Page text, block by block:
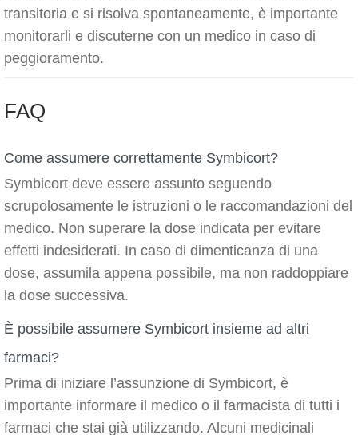
transitoria e si risolva spontaneamente, è importante
monitorarli e discuterne con un medico in caso di
peggioramento.
FAQ
Come assumere correttamente Symbicort?
Symbicort deve essere assunto seguendo
scrupolosamente le istruzioni o le raccomandazioni del
medico. Non superare la dose indicata per evitare
effetti indesiderati. In caso di dimenticanza di una
dose, assumila appena possibile, ma non raddoppiare
la dose successiva.
È possibile assumere Symbicort insieme ad altri
farmaci?
Prima di iniziare l’assunzione di Symbicort, è
importante informare il medico o il farmacista di tutti i
farmaci che stai già utilizzando. Alcuni medicinali